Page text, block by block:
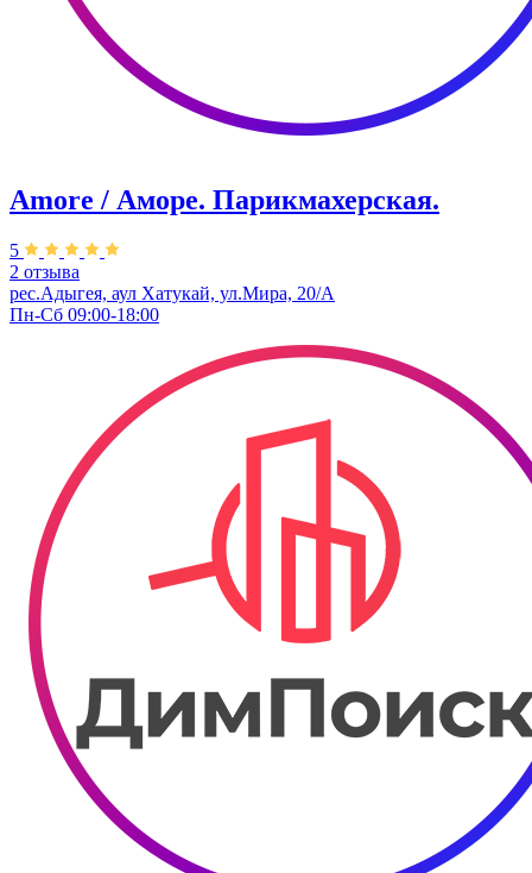
Amore / Аморе. Парикмахерская.
5
2 отзыва
рес.Адыгея, аул Хатукай, ул.Мира, 20/А
Пн-Сб 09:00-18:00